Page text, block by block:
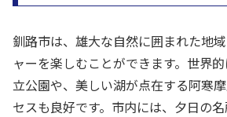
釧路市は、雄大な自然に囲まれた地
ャーを楽しむことができます。世界
立公園や、美しい湖が点在する阿寒
セスも良好です。市内には、夕日の